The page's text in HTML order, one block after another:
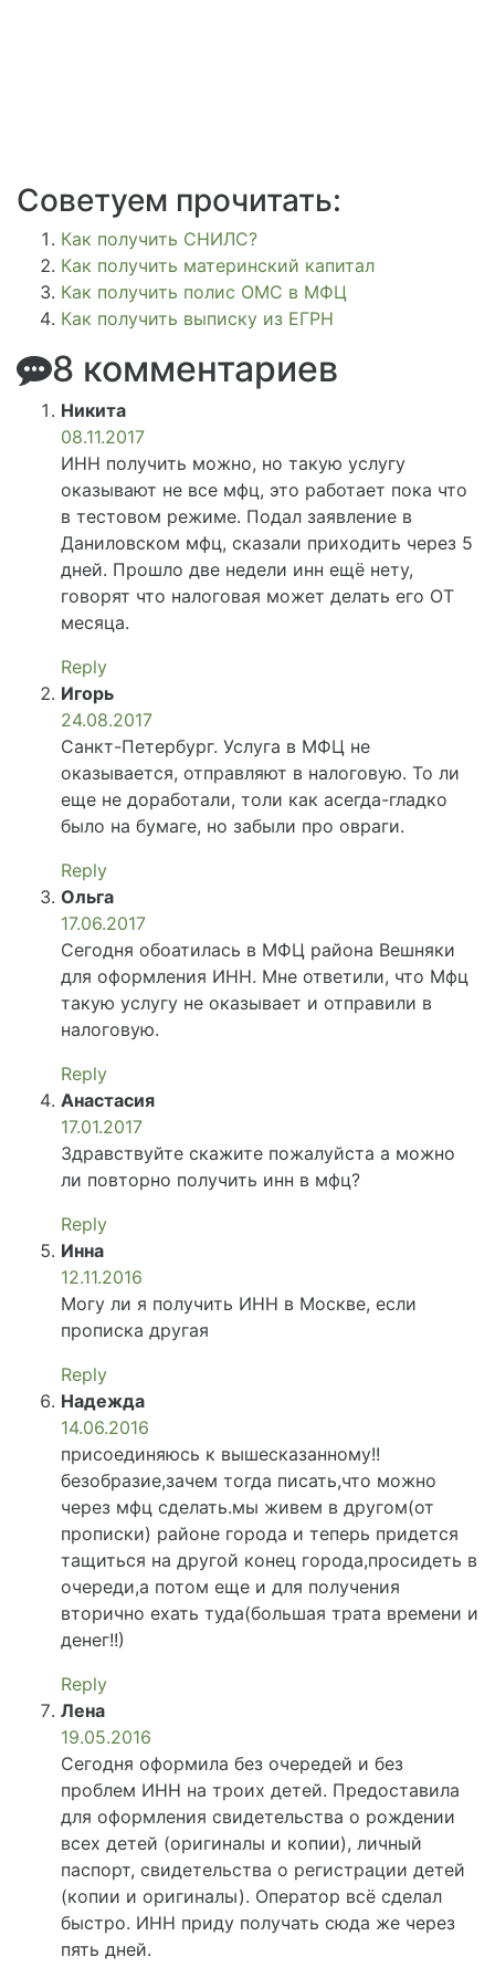
Советуем прочитать:
Как получить СНИЛС?
Как получить материнский капитал
Как получить полис ОМС в МФЦ
Как получить выписку из ЕГРН
8 комментариев
Никита
08.11.2017
ИНН получить можно, но такую услугу
оказывают не все мфц, это работает пока что
в тестовом режиме. Подал заявление в
Даниловском мфц, сказали приходить через 5
дней. Прошло две недели инн ещё нету,
говорят что налоговая может делать его ОТ
месяца.
Reply
Игорь
24.08.2017
Санкт-Петербург. Услуга в МФЦ не
оказывается, отправляют в налоговую. То ли
еще не доработали, толи как асегда-гладко
было на бумаге, но забыли про овраги.
Reply
Ольга
17.06.2017
Сегодня обоатилась в МФЦ района Вешняки
для оформления ИНН. Мне ответили, что Мфц
такую услугу не оказывает и отправили в
налоговую.
Reply
Анастасия
17.01.2017
Здравствуйте скажите пожалуйста а можно
ли повторно получить инн в мфц?
Reply
Инна
12.11.2016
Могу ли я получить ИНН в Москве, если
прописка другая
Reply
Надежда
14.06.2016
присоединяюсь к вышесказанному!!
безобразие,зачем тогда писать,что можно
через мфц сделать.мы живем в другом(от
прописки) районе города и теперь придется
тащиться на другой конец города,просидеть в
очереди,а потом еще и для получения
вторично ехать туда(большая трата времени и
денег!!)
Reply
Лена
19.05.2016
Сегодня оформила без очередей и без
проблем ИНН на троих детей. Предоставила
для оформления свидетельства о рождении
всех детей (оригиналы и копии), личный
паспорт, свидетельства о регистрации детей
(копии и оригиналы). Оператор всё сделал
быстро. ИНН приду получать сюда же через
пять дней.